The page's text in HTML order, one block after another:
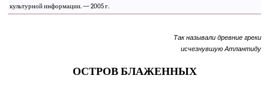
культурной информации. — 2005 г.
Так называли древние греки
исчезнувшую Атлантиду
ОСТРОВ БЛАЖЕННЫХ